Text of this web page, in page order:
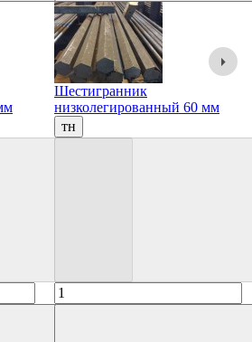
Шестигранник
низколегированный 60 мм
тн